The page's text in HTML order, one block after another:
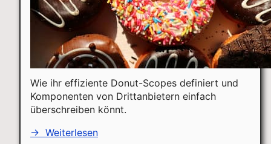
Wie ihr effiziente Donut-Scopes definiert und
Komponenten von Drittanbietern einfach
überschreiben könnt.
→ Weiterlesen